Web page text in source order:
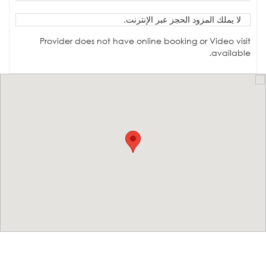
لا يملك المزود الحجز عبر الإنترنت.
Provider does not have online booking or Video visit
available.